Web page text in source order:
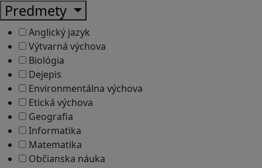
Predmety
Anglický jazyk
Výtvarná výchova
Biológia
Dejepis
Environmentálna výchova
Etická výchova
Geografia
Informatika
Matematika
Občianska náuka